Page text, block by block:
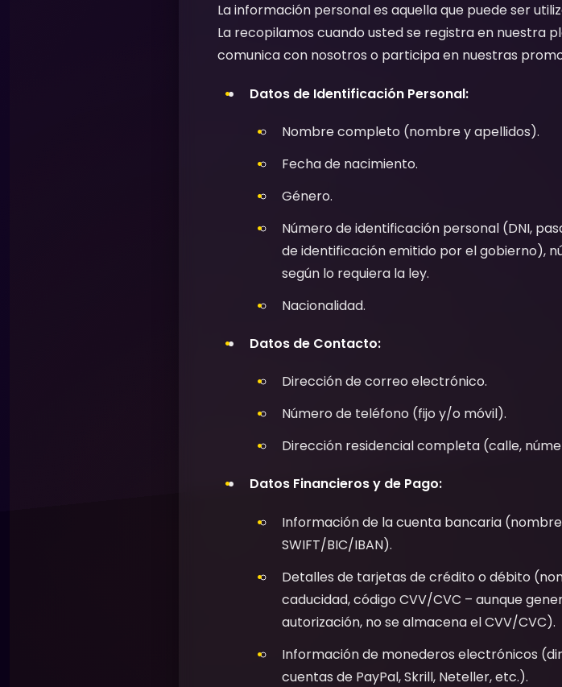
La información personal es aquella que puede ser
La recopilamos cuando usted se registra en nuestra
comunica con nosotros o participa en nuestras
Datos de Identificación Personal:
Nombre completo (nombre y apellidos).
Fecha de nacimiento.
Género.
Número de identificación personal (DNI,
de identificación emitido por el gobierno),
según lo requiera la ley.
Nacionalidad.
Datos de Contacto:
Dirección de correo electrónico.
Número de teléfono (fijo y/o móvil).
Dirección residencial completa (calle,
Datos Financieros y de Pago:
Información de la cuenta bancaria
SWIFT/BIC/IBAN).
Detalles de tarjetas de crédito o débito
caducidad, código CVV/CVC – aunque
autorización, no se almacena el CVV/CVC).
Información de monederos electrónicos
cuentas de PayPal, Skrill, Neteller, etc.).